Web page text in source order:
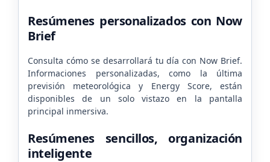
Resúmenes personalizados con Now
Brief
Consulta cómo se desarrollará tu día con Now Brief.
Informaciones personalizadas, como la última
previsión meteorológica y Energy Score, están
disponibles de un solo vistazo en la pantalla
principal inmersiva.
Resúmenes sencillos, organización
inteligente